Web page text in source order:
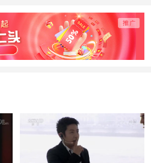
季） 戴眼镜的大
头儿子
季）
旧玩具